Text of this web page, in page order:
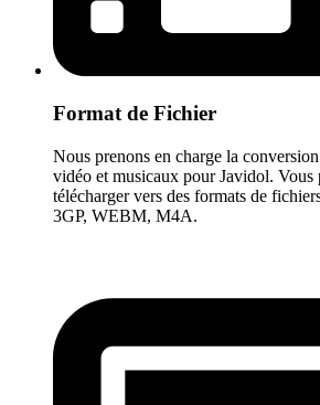
Format de Fichier
Nous prenons en charge la
vidéo et musicaux pour Javidol. Vous
télécharger vers des formats de
3GP, WEBM, M4A.